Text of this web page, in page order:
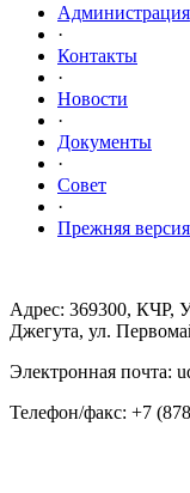
Администрация
·
Контакты
·
Новости
·
Документы
·
Совет
·
Прежняя версия
Адрес: 369300, КЧР,
Джегута, ул.
Электронная почта:
Телефон/факс: +7